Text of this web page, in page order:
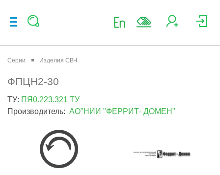
Серии Изделия СВЧ
ФПЦН2-30
ТУ: ПЯ0.223.321 ТУ
Производитель: АО"НИИ "ФЕРРИТ- ДОМЕН"